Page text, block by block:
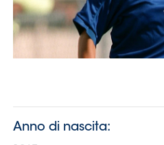
B
Femminile
I